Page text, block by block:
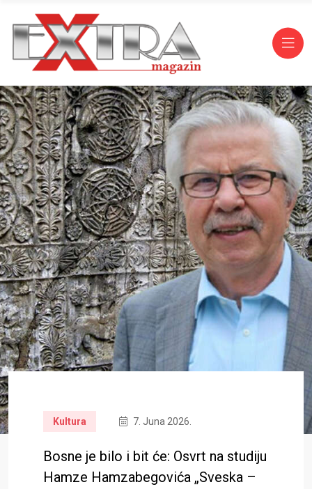
Kultura 7. Juna 2026.
Bosne je bilo i bit će: Osvrt na studiju
Hamze Hamzabegovića „Sveska –